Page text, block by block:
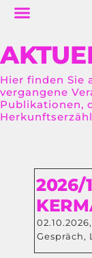
Hier finden Sie
vergangene
Publikationen,
2026/